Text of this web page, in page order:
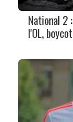
National 2
l'OL,